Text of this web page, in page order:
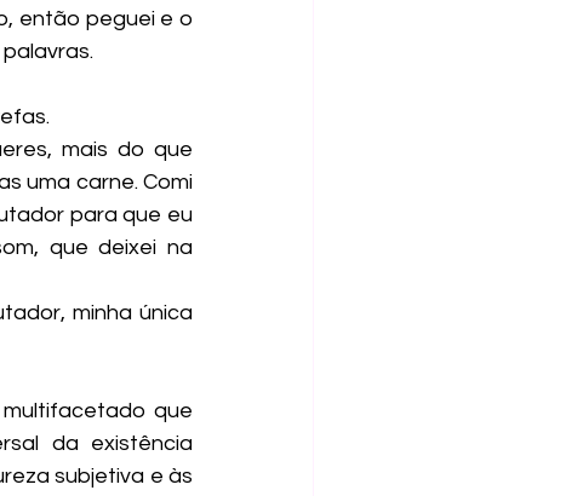
uma carne. Comi
para que eu
que deixei na
da existência
subjetiva e às